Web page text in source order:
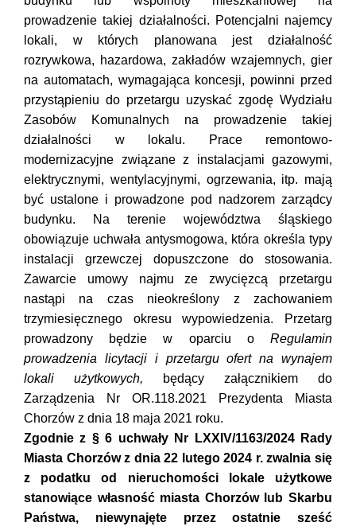
prowadzenie takiej działalności. Potencjalni najemcy
lokali, w których planowana jest działalność
rozrywkowa, hazardowa, zakładów wzajemnych, gier
na automatach, wymagająca koncesji, powinni przed
przystąpieniu do przetargu uzyskać zgodę Wydziału
Zasobów Komunalnych na prowadzenie takiej
działalności w lokalu. Prace remontowo-
modernizacyjne związane z instalacjami gazowymi,
elektrycznymi, wentylacyjnymi, ogrzewania, itp. mają
być ustalone i prowadzone pod nadzorem zarządcy
budynku. Na terenie województwa śląskiego
obowiązuje uchwała antysmogowa, która określa typy
instalacji grzewczej dopuszczone do stosowania.
Zawarcie umowy najmu ze zwycięzcą przetargu
nastąpi na czas nieokreślony z zachowaniem
trzymiesięcznego okresu wypowiedzenia. Przetarg
prowadzony będzie w oparciu o Regulamin
prowadzenia licytacji i przetargu ofert na wynajem
lokali użytkowych, będący załącznikiem do
Zarządzenia Nr OR.118.2021 Prezydenta Miasta
Chorzów z dnia 18 maja 2021 roku.
Zgodnie z § 6 uchwały Nr LXXIV/1163/2024 Rady
Miasta Chorzów z dnia 22 lutego 2024 r. zwalnia się
z podatku od nieruchomości lokale użytkowe
stanowiące własność miasta Chorzów lub Skarbu
Państwa, niewynajęte przez ostatnie sześć